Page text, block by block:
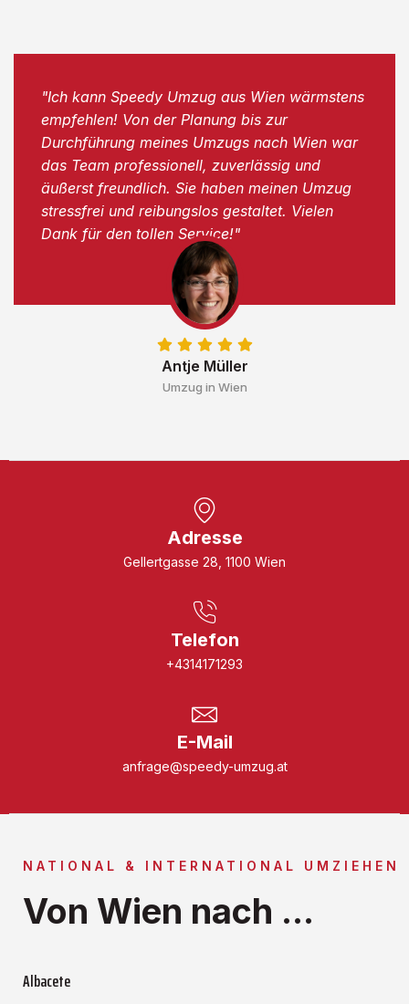
Antje Müller
Umzug in Wien
"Ich kann Speedy Umzug aus Wien wärmstens
empfehlen! Von der Planung bis zur
Durchführung meines Umzugs nach Wien war
das Team professionell, zuverlässig und
äußerst freundlich. Sie haben meinen Umzug
stressfrei und reibungslos gestaltet. Vielen
Dank für den tollen Service!"
Adresse
Gellertgasse 28, 1100 Wien
Telefon
+4314171293
E-Mail
anfrage@speedy-umzug.at
NATIONAL & INTERNATIONAL UMZIEHEN
Von Wien nach ...
Albacete